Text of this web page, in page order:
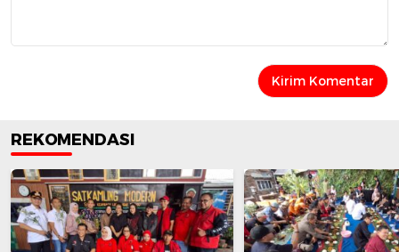
REKOMENDASI